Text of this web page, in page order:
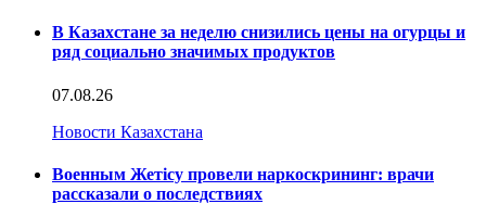
В Казахстане за неделю снизились цены на огурцы и
ряд социально значимых продуктов
07.08.26
Новости Казахстана
Военным Жетісу провели наркоскрининг: врачи
рассказали о последствиях